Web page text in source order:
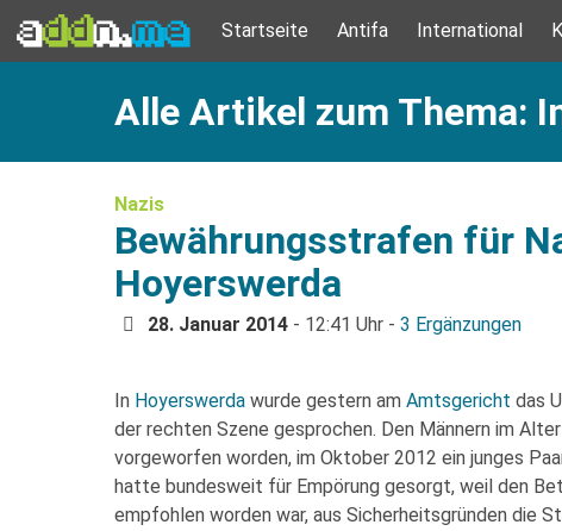
Startseite Antifa International
Alle Artikel zum Thema:
Nazis
Bewährungsstrafen für
Hoyerswerda
28. Januar 2014 - 12:41 Uhr - 3 Ergänzungen
In Hoyerswerda wurde gestern am Amtsgericht das
der rechten Szene gesprochen. Den Männern im
vorgeworfen worden, im Oktober 2012 ein junges
hatte bundesweit für Empörung gesorgt, weil den
empfohlen worden war, aus Sicherheitsgründen die